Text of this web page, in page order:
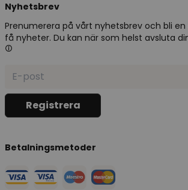
Nyhetsbrev
Prenumerera på vårt nyhetsbrev och bli
få nyheter. Du kan när som helst avsluta
Betalningsmetoder